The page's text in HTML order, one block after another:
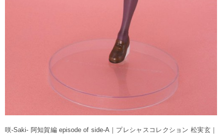
咲-Saki- 阿知賀編 episode of side‐A｜プレシャスコレクション 松実玄｜